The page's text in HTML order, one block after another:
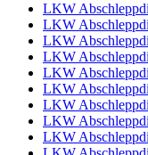
LKW
LKW
LKW
LKW
LKW
LKW
LKW
LKW
LKW